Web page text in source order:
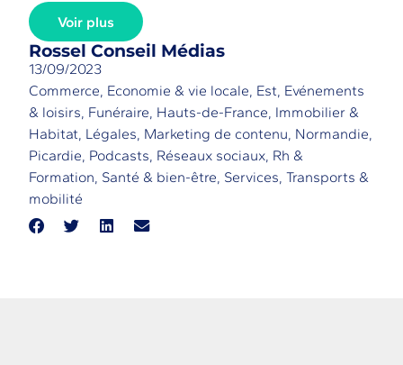
Rossel Conseil Médias
13/09/2023
Commerce, Economie & vie locale, Est, Evénements
& loisirs, Funéraire, Hauts-de-France, Immobilier &
Habitat, Légales, Marketing de contenu, Normandie,
Picardie, Podcasts, Réseaux sociaux, Rh &
Formation, Santé & bien-être, Services, Transports &
mobilité
Voir plus